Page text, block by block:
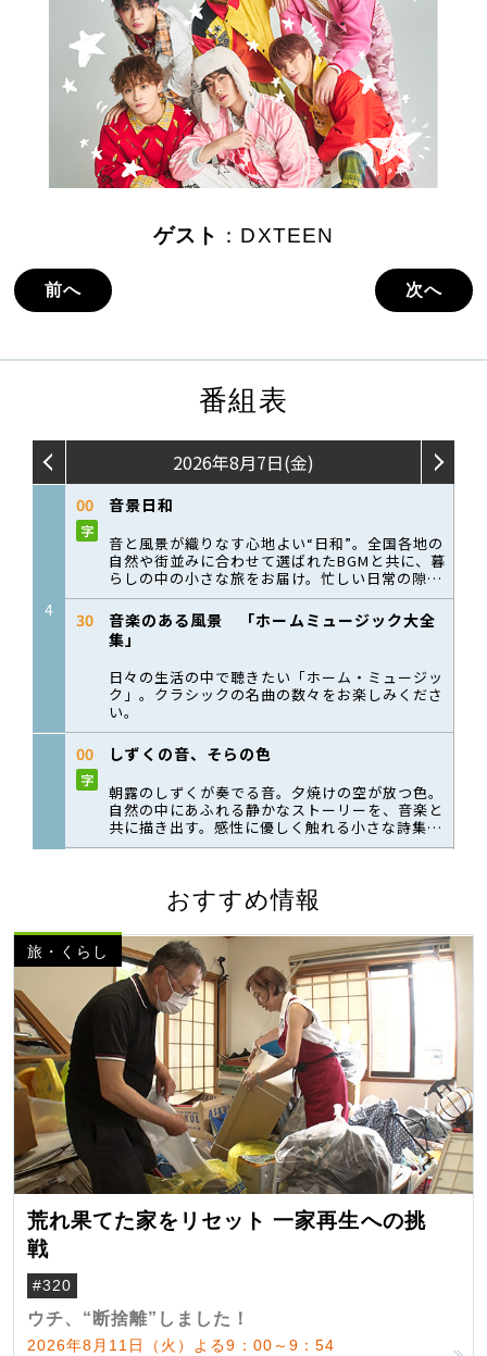
ゲスト ：DXTEEN
前へ 次へ
番組表
おすすめ情報
旅・くらし
荒れ果てた家をリセット 一家再生への挑
戦
#320
ウチ、“断捨離”しました！
2026年8月11日（火）よる9：00～9：54